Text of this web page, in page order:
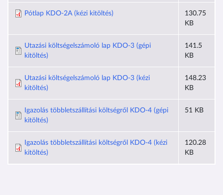
Pótlap KDO-2A (kézi kitöltés)
130.75
KB
Utazási költségelszámoló lap KDO-3 (gépi
kitöltés)
141.5
KB
Utazási költségelszámoló lap KDO-3 (kézi
kitöltés)
148.23
KB
Igazolás többletszállítási költségről KDO-4 (gépi
kitöltés)
51 KB
Igazolás többletszállítási költségről KDO-4 (kézi
kitöltés)
120.28
KB